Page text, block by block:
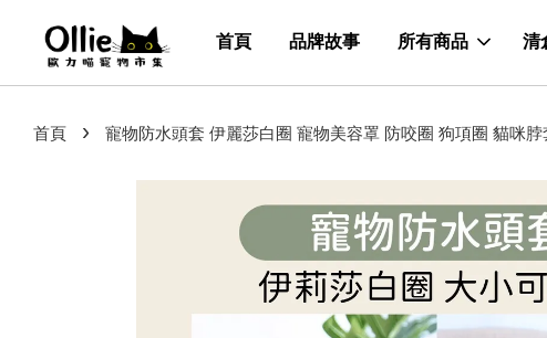
首頁 品牌故事 所有商品 清
首頁 › 寵物防水頭套 伊麗莎白圈 寵物美容罩 防咬圈 狗項圈 貓咪脖